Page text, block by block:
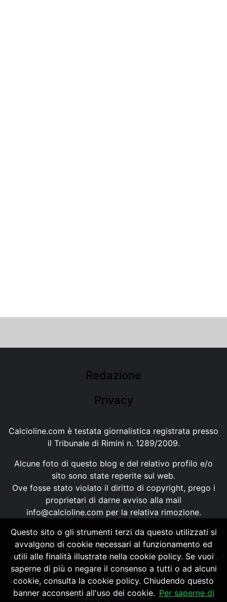
Redazione
Privacy
Calcioline.com è testata giornalistica registrata presso
il Tribunale di Rimini n. 1289/2009.
Alcune foto di questo blog e del relativo profilo e/o
sito sono state reperite sul web.
Ove fosse stato violato il diritto di copyright, prego i
proprietari di darne avviso alla mail
info@calcioline.com per la relativa rimozione.
Ogni testo e foto di proprietà di Calcioline.com non
possono essere copiati o riprodotti, senza
autorizzazione, ai sensi della normativa n.29 del 2001.
Powered by SpheraHouse
Questo sito o gli strumenti terzi da questo utilizzati si
avvalgono di cookie necessari al funzionamento ed
utili alle finalità illustrate nella cookie policy. Se vuoi
saperne di più o negare il consenso a tutti o ad alcuni
cookie, consulta la cookie policy. Chiudendo questo
banner acconsenti all'uso dei cookie. Per saperne di